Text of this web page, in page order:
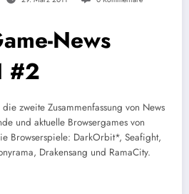
News
#2
zweite Zusammenfassung von News
und aktuelle Browsergames von
Browserspiele: DarkOrbit*, Seafight,
Drakensang und RamaCity.